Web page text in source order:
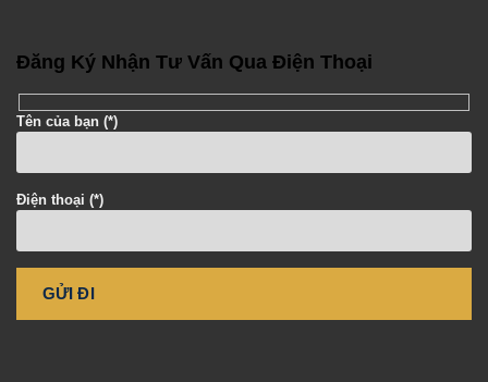
Đăng Ký Nhận Tư Vấn Qua Điện Thoại
Tên của bạn (*)
Điện thoại (*)